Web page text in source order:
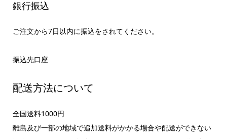
銀行振込
ご注文から7日以内に振込をされてください。
振込先口座
配送方法について
全国送料1000円
離島及び一部の地域で追加送料がかかる場合や配送ができない